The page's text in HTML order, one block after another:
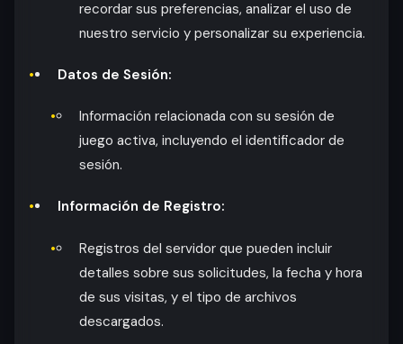
recordar sus preferencias, analizar el uso de
nuestro servicio y personalizar su experiencia.
Datos de Sesión:
Información relacionada con su sesión de
juego activa, incluyendo el identificador de
sesión.
Información de Registro:
Registros del servidor que pueden incluir
detalles sobre sus solicitudes, la fecha y hora
de sus visitas, y el tipo de archivos
descargados.